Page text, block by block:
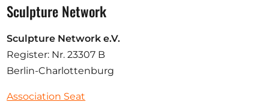
Sculpture Network
Sculpture Network e.V.
Register: Nr. 23307 B
Berlin-Charlottenburg
Association Seat